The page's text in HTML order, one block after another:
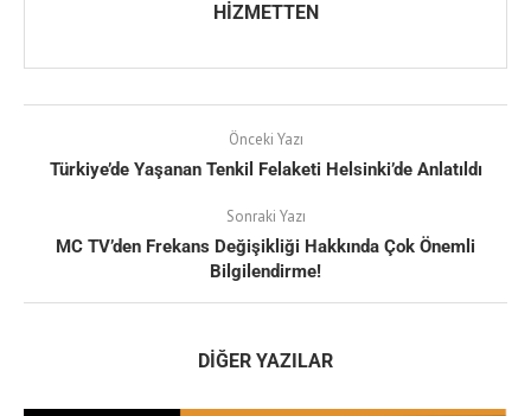
HIZMETTEN
Önceki Yazı
Türkiye’de Yaşanan Tenkil Felaketi Helsinki’de Anlatıldı
Sonraki Yazı
MC TV’den Frekans Değişikliği Hakkında Çok Önemli
Bilgilendirme!
DIĞER YAZILAR